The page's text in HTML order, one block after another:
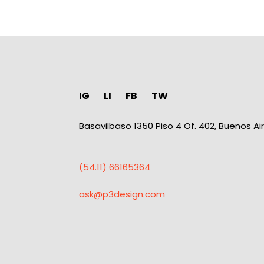
IG LI FB TW
Basavilbaso 1350 Piso 4 Of. 402, Buenos
(54.11) 66165364
ask@p3design.com